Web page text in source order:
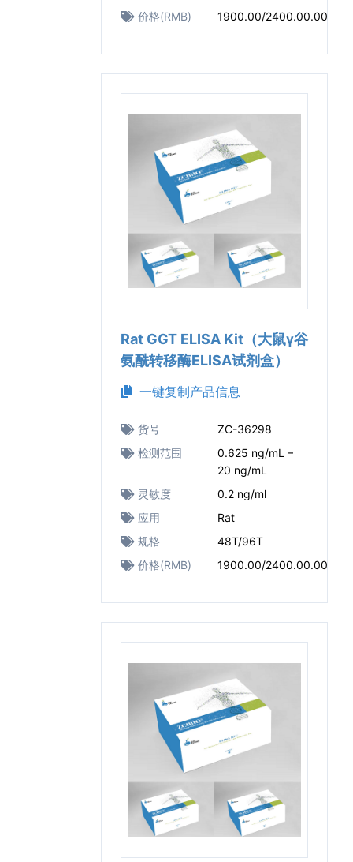
价格(RMB)
1900.00/2400.00.00
Rat GGT ELISA Kit（大鼠γ谷
氨酰转移酶ELISA试剂盒）
一键复制产品信息
货号
ZC-36298
检测范围
0.625 ng/mL –
20 ng/mL
灵敏度
0.2 ng/ml
应用
Rat
规格
48T/96T
价格(RMB)
1900.00/2400.00.00